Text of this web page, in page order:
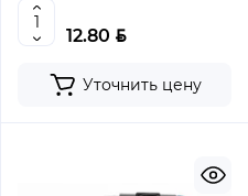
12.80 BYN
Уточнить цену